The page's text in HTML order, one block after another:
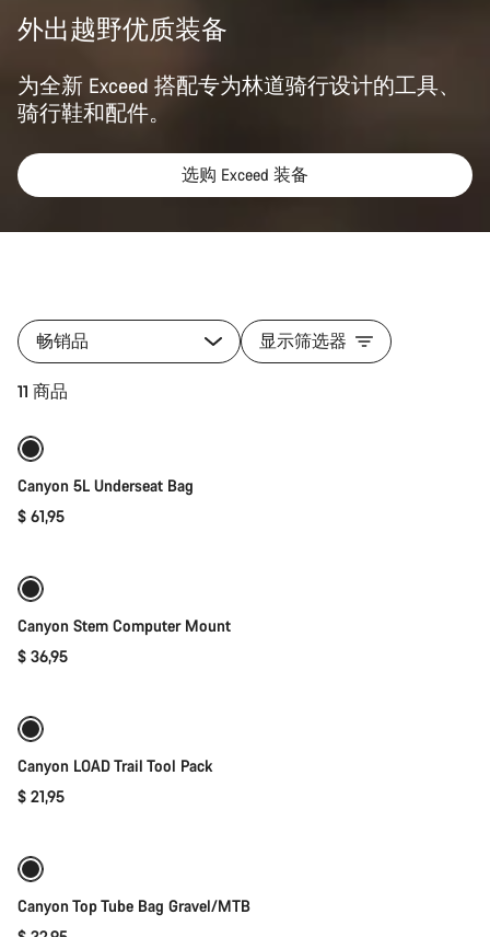
外出越野优质装备
为全新 Exceed 搭配专为林道骑行设计的工具、
骑行鞋和配件。
选购 Exceed 装备
有
类
Gear
your
Exceed
的
产
品
畅销品 显示筛选器
11 商品
Canyon 5L Underseat Bag
$ 61,95
Canyon Stem Computer Mount
$ 36,95
Canyon LOAD Trail Tool Pack
$ 21,95
Canyon Top Tube Bag Gravel/MTB
$ 32,95